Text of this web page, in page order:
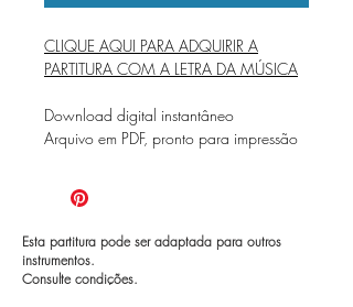
CLIQUE AQUI PARA ADQUIRIR A
PARTITURA COM A LETRA DA MÚSICA
Download digital instantâneo
Arquivo em PDF, pronto para impressão
Esta partitura pode ser adaptada para outros
instrumentos.
Consulte condições.